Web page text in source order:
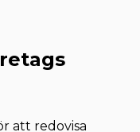
att redovisa